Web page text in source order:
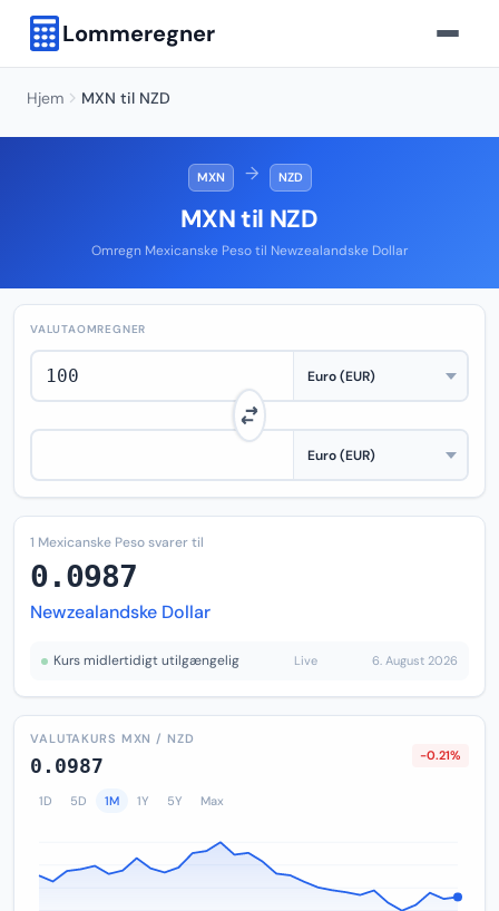
Lommeregner
Hjem MXN til NZD
MXN → NZD
MXN til NZD
Omregn Mexicanske Peso til Newzealandske Dollar
VALUTAOMREGNER
1 Mexicanske Peso svarer til
0.0987
Newzealandske Dollar
Kurs midlertidigt utilgængelig Live 6. August 2026
VALUTAKURS MXN / NZD
0.0987 -0.21%
1D 5D 1M 1Y 5Y Max